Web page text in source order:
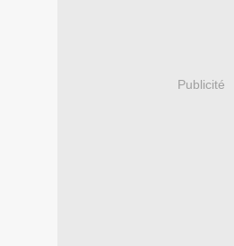
Publicité